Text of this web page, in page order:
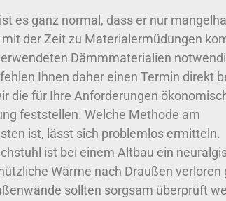
es ganz normal, dass er nur
der Zeit zu Materialermüdungen
Dämmmaterialien
Ihnen daher einen Termin direkt
die für Ihre Anforderungen
feststellen. Welche Methode am
ist, lässt sich problemlos ermitteln.
ist bei einem Altbau ein
Wärme nach Draußen verloren
sollten sorgsam überprüft